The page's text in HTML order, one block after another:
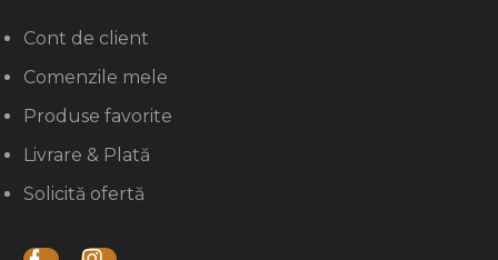
Cont de client
Comenzile mele
Produse favorite
Livrare & Plată
Solicită ofertă